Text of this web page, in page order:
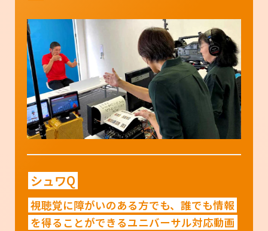
シュワQ
視聴覚に障がいのある方でも、誰でも情報
を得ることができるユニバーサル対応動画